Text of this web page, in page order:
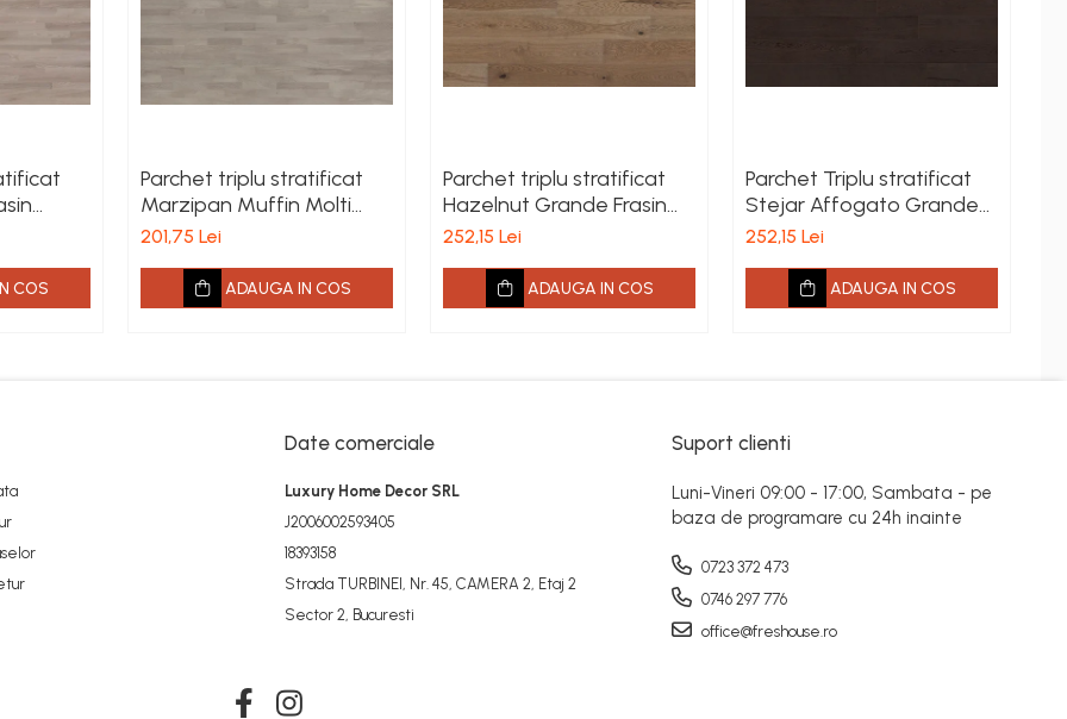
x
COS
Parchet triplu stratificat
Marzipan Muffin Molti
Stejar Barlinek 207mm x
201,75 Lei
ADAUGA IN COS
Parchet triplu stratificat
Hazelnut Grande Frasin
Barlinek 180mm x 2.2m x
252,15 Lei
ADAUGA IN COS
Parchet Triplu stratificat
Stejar Affogato Grande
Barlinek 180mm x 2.2m x
252,15 Lei
ADAUGA IN COS
Date comerciale
Luxury Home Decor SRL
J2006002593405
18393158
Strada TURBINEI, Nr. 45, CAMERA 2, Etaj 2
Sector 2, Bucuresti
Suport clienti
Luni-Vineri 09:00 - 17:00, Sambata - pe
baza de programare cu 24h inainte
0723 372 473
0746 297 776
office@freshouse.ro